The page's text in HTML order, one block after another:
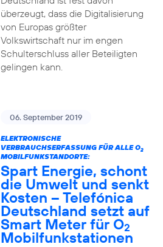
überzeugt, dass die Digitalisierung
von Europas größter
Volkswirtschaft nur im engen
Schulterschluss aller Beteiligten
gelingen kann.
06. September 2019
ELEKTRONISCHE
VERBRAUCHSERFASSUNG FÜR ALLE O2
MOBILFUNKSTANDORTE:
Spart Energie, schont
die Umwelt und senkt
Kosten – Telefónica
Deutschland setzt auf
Smart Meter für O2
Mobilfunkstationen